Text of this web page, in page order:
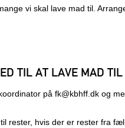
vi skal lave mad til.
TIL AT LAVE MAD
på fk@kbhff.dk og
rester, hvis der er rester fra